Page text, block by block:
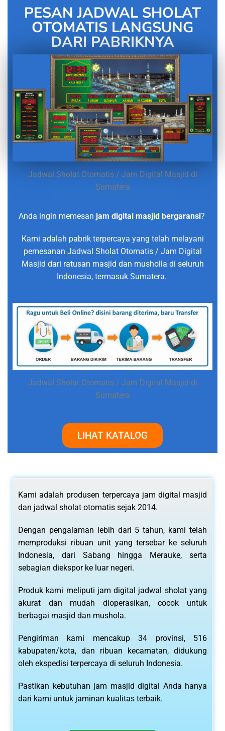
PESAN JADWAL SHOLAT
OTOMATIS LANGSUNG
DARI PABRIKNYA
Jadwal Sholat Otomatis / Jam Digital Masjid di
Sumatera
Anda ingin memesan jam digital masjid bergaransi?
Kami adalah pabrik terpercaya yang telah melayani
pemesanan Jadwal Sholat Otomatis / Jam Digital
Masjid dari ratusan masjid dan musholla di seluruh
Indonesia, termasuk Sumatera.
Jadwal Sholat Otomatis / Jam Digital Masjid di
Sumatera
LIHAT KATALOG
Kami adalah produsen terpercaya jam digital masjid
dan jadwal sholat otomatis sejak 2014.
Dengan pengalaman lebih dari 5 tahun, kami telah
memproduksi ribuan unit yang tersebar ke seluruh
Indonesia, dari Sabang hingga Merauke, serta
sebagian diekspor ke luar negeri.
Produk kami meliputi jam digital jadwal sholat yang
akurat dan mudah dioperasikan, cocok untuk
berbagai masjid dan mushola.
Pengiriman kami mencakup 34 provinsi, 516
kabupaten/kota, dan ribuan kecamatan, didukung
oleh ekspedisi terpercaya di seluruh Indonesia.
Pastikan kebutuhan jam masjid digital Anda hanya
dari kami untuk jaminan kualitas terbaik.